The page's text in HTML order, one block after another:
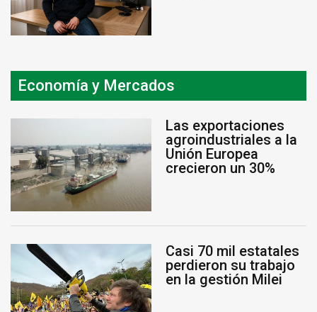
Economía y Mercados
Las exportaciones
agroindustriales a la
Unión Europea
crecieron un 30%
Casi 70 mil estatales
perdieron su trabajo
en la gestión Milei